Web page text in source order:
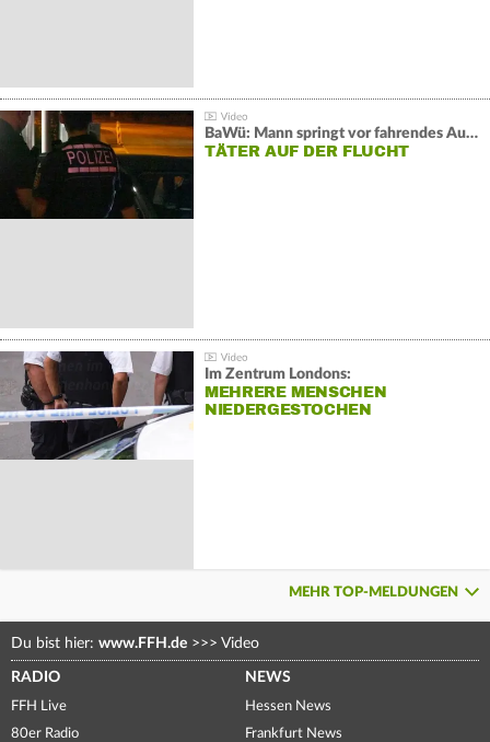
BaWü: Mann springt vor fahrendes Auto und schießt
TÄTER AUF DER FLUCHT
Im Zentrum Londons:
MEHRERE MENSCHEN
NIEDERGESTOCHEN
MEHR TOP-MELDUNGEN
Du bist hier: www.FFH.de >>> Video
RADIO
FFH Live
80er Radio
NEWS
Hessen News
Frankfurt News